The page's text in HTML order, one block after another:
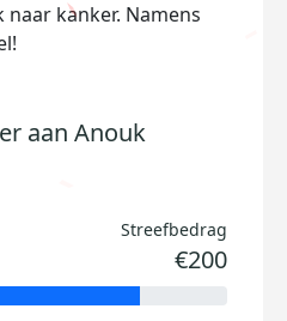
kanker. Namens
aan Anouk
Streefbedrag
€200